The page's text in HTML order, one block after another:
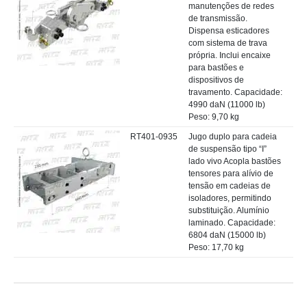
manutenções de redes
de transmissão.
Dispensa esticadores
com sistema de trava
própria. Inclui encaixe
para bastões e
dispositivos de
travamento. Capacidade:
4990 daN (11000 lb)
Peso: 9,70 kg
RT401-0935
Jugo duplo para cadeia
de suspensão tipo “I”
lado vivo Acopla bastões
tensores para alívio de
tensão em cadeias de
isoladores, permitindo
substituição. Alumínio
laminado. Capacidade:
6804 daN (15000 lb)
Peso: 17,70 kg